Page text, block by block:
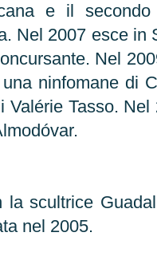
e il
Nel 2007 esce in
Nel
ninfomane di
Valérie Tasso.
scultrice
nel 2005.